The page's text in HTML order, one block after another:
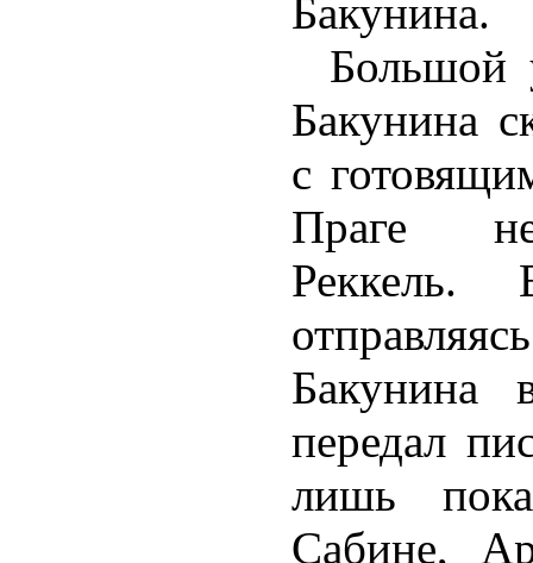
Бакунина.
Большой
Бакунина
с
Праге
передал
лишь
Сабине,